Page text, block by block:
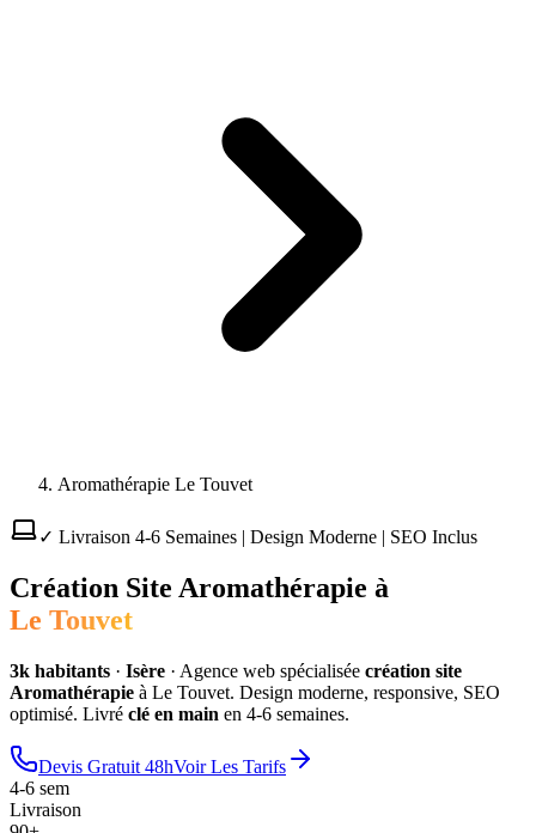
Aromathérapie Le Touvet
✓ Livraison 4-6 Semaines | Design Moderne | SEO Inclus
Création Site Aromathérapie à
Le Touvet
3k habitants · Isère · Agence web spécialisée création site
Aromathérapie à Le Touvet. Design moderne, responsive, SEO
optimisé. Livré clé en main en 4-6 semaines.
Devis Gratuit 48hVoir Les Tarifs
4-6 sem
Livraison